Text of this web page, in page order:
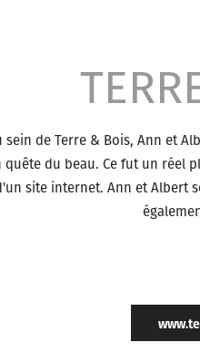
sein de Terre & Bois, Ann et
du beau. Ce fut un réel
site internet. Ann et Albert